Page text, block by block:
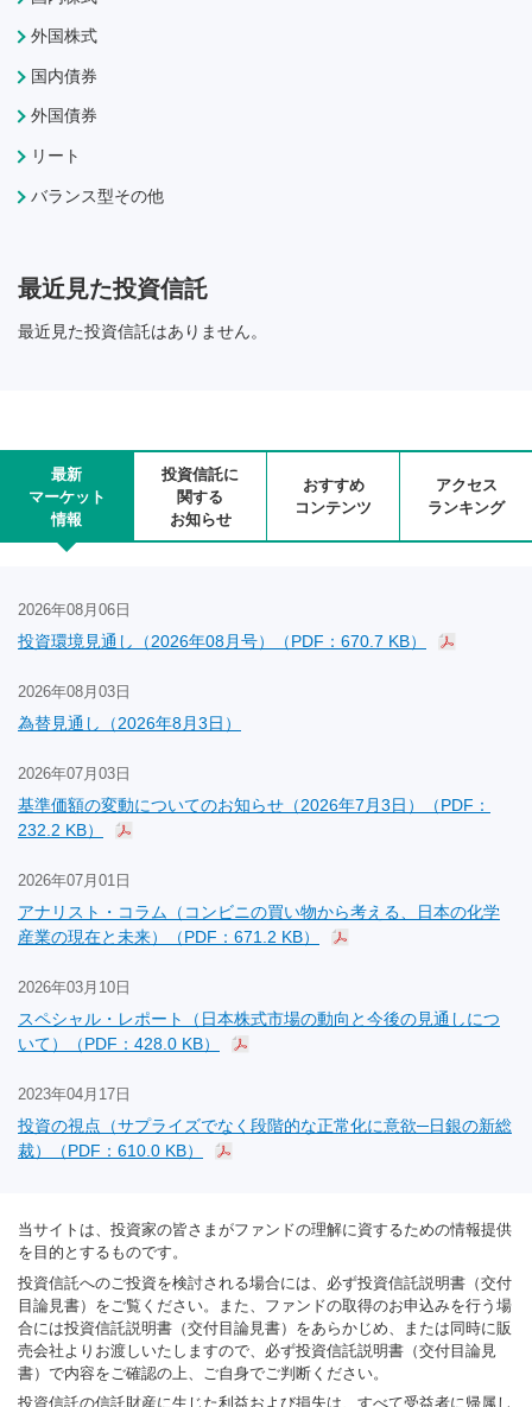
外国株式
国内債券
外国債券
リート
バランス型その他
最近見た投資信託
最近見た投資信託はありません。
最新
マーケット
情報
投資信託に
関する
お知らせ
おすすめ
コンテンツ
アクセス
ランキング
2026年08月06日
投資環境見通し（2026年08月号）（PDF：670.7 KB）
2026年08月03日
為替見通し（2026年8月3日）
2026年07月03日
基準価額の変動についてのお知らせ（2026年7月3日）（PDF：
232.2 KB）
2026年07月01日
アナリスト・コラム（コンビニの買い物から考える、日本の化学
産業の現在と未来）（PDF：671.2 KB）
2026年03月10日
スペシャル・レポート（日本株式市場の動向と今後の見通しにつ
いて）（PDF：428.0 KB）
2023年04月17日
投資の視点（サプライズでなく段階的な正常化に意欲─日銀の新総
裁）（PDF：610.0 KB）
当サイトは、投資家の皆さまがファンドの理解に資するための情報提供
を目的とするものです。
投資信託へのご投資を検討される場合には、必ず投資信託説明書（交付
目論見書）をご覧ください。また、ファンドの取得のお申込みを行う場
合には投資信託説明書（交付目論見書）をあらかじめ、または同時に販
売会社よりお渡しいたしますので、必ず投資信託説明書（交付目論見
書）で内容をご確認の上、ご自身でご判断ください。
投資信託の信託財産に生じた利益および損失は、すべて受益者に帰属し